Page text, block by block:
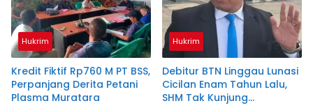
Hukrim
Kredit Fiktif Rp760 M PT BSS,
Perpanjang Derita Petani
Plasma Muratara
Hukrim
Debitur BTN Linggau Lunasi
Cicilan Enam Tahun Lalu,
SHM Tak Kunjung